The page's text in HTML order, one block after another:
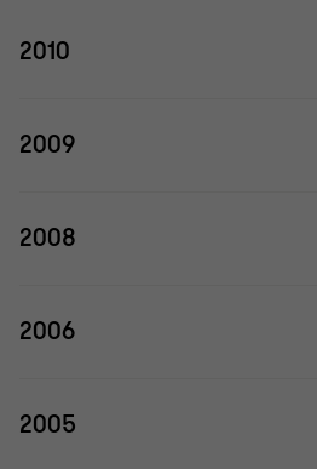
2010
2009
2008
2006
2005